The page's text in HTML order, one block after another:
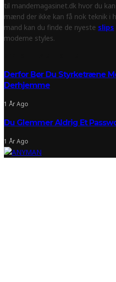
til mandemagasinet.dk hvor du
mænd der ikke kan få nok teknik i
mand kan du finde de nyeste slips
moderne styles.
Derfor Bør Du Styrketræne
Derhjemme
1 År Ago
Du Glemmer Aldrig Et
1 År Ago